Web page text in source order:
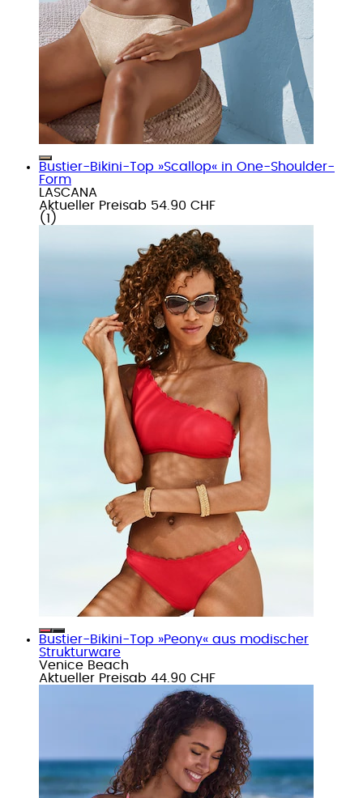
Bustier-Bikini-Top »Scallop« in One-Shoulder-
Form
LASCANA
Aktueller Preisab 54.90 CHF
( 1 )
Bustier-Bikini-Top »Peony« aus modischer
Strukturware
Venice Beach
Aktueller Preisab 44.90 CHF